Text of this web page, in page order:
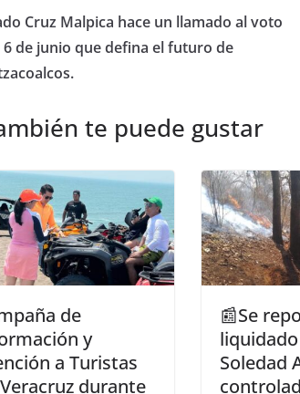
Cruz Malpica hace un llamado al voto
6 de junio que defina el futuro de
te puede gustar
de
y
a Turistas
durante
📰Se
Soledad